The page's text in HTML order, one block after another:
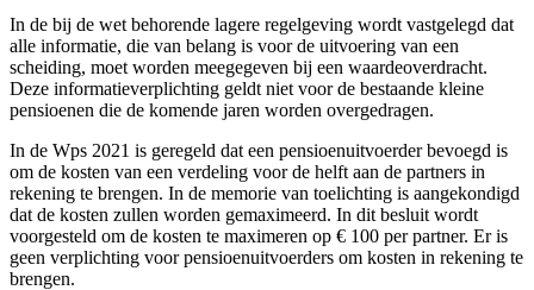
In de bij de wet behorende lagere regelgeving wordt vastgelegd dat
alle informatie, die van belang is voor de uitvoering van een
scheiding, moet worden meegegeven bij een waardeoverdracht.
Deze informatieverplichting geldt niet voor de bestaande kleine
pensioenen die de komende jaren worden overgedragen.
In de Wps 2021 is geregeld dat een pensioenuitvoerder bevoegd is
om de kosten van een verdeling voor de helft aan de partners in
rekening te brengen. In de memorie van toelichting is aangekondigd
dat de kosten zullen worden gemaximeerd. In dit besluit wordt
voorgesteld om de kosten te maximeren op € 100 per partner. Er is
geen verplichting voor pensioenuitvoerders om kosten in rekening te
brengen.